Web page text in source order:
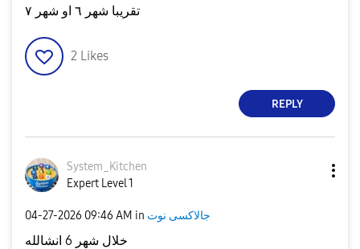
تقريبا شهر ٦ او شهر ٧
2 Likes
REPLY
System_Kitchen
Expert Level 1
‎04-27-2026 09:46 AM in جالاكسى نوت
خلال شهر 6 انشالله